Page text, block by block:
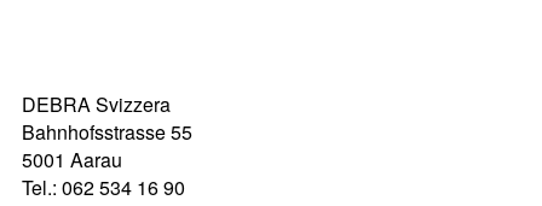
DEBRA Svizzera
Bahnhofsstrasse 55
5001 Aarau
Tel.: 062 534 16 90